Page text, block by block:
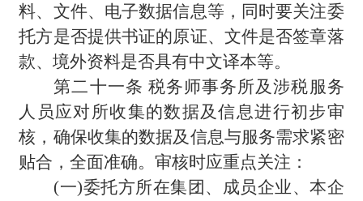
料、文件、电子数据信息等，同时要关注委
托方是否提供书证的原证、文件是否签章落
款、境外资料是否具有中文译本等。
第二十一条 税务师事务所及涉税服务
人员应对所收集的数据及信息进行初步审
核，确保收集的数据及信息与服务需求紧密
贴合，全面准确。审核时应重点关注：
(一)委托方所在集团、成员企业、本企